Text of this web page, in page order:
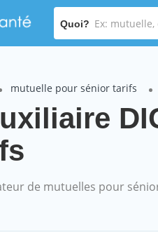
Quoi?
mutuelle pour sénior tarifs
de mutuelles pour